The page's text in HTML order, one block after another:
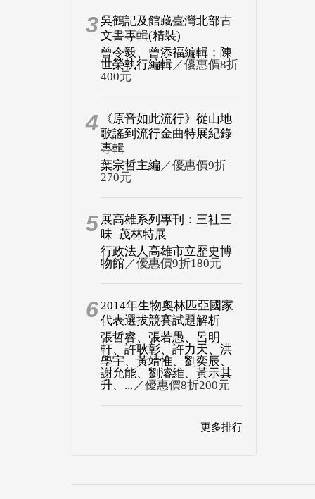
3吳鶴記及館藏臺灣北部古
文書專輯(精裝)
曾令毅、曾添福編輯；陳
世榮執行編輯／優惠價8折
400元
4
《原音如此流行》從山地
歌謠到流行金曲特展紀錄
專輯
葉宗哲主編 ／優惠價9折
270元
5 展高雄系列專刊：三社三
味–茂林特展
行政法人高雄市立歷史博
物館／優惠價9折180元
62014年生物奧林匹亞國家
代表選拔競賽試題解析
張哲睿、張若愚、呂明
軒、許耿彰、許力天、洪
學宇、黃靖惟、劉奕辰、
謝允能、劉濬維、黃示其
升、... ／優惠價8折200元
更多排行